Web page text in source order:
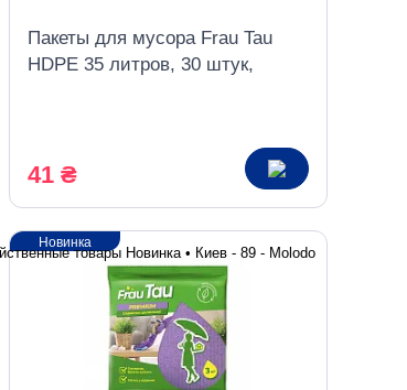
Пакеты для мусора Frau Tau
HDPE 35 литров, 30 штук,
41 ₴
Новинка